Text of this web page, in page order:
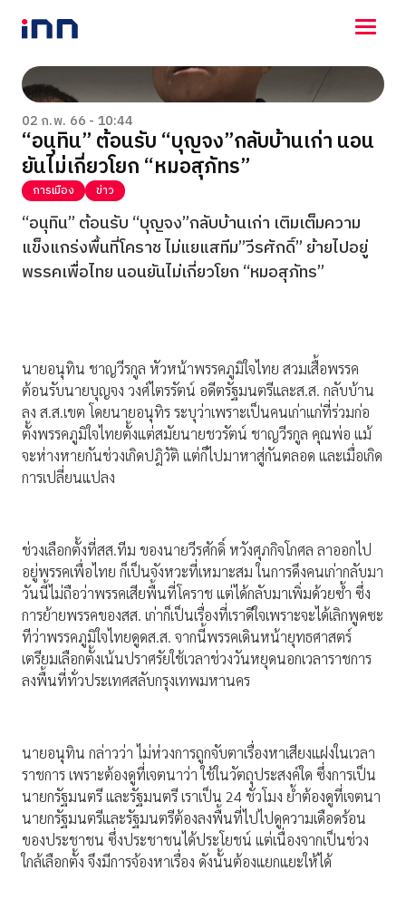
NEWS
ENTERTAINMENT
LIFESTYLE
HOROSCOPE
LOTTERY
VIDEO
ร่วมด้วยช่วยกัน
02 ก.พ. 66 - 10:44
“อนุทิน” ต้อนรับ “บุญจง”กลับบ้านเก่า นอน
ยันไม่เกี่ยวโยก “หมอสุภัทร”
การเมือง ข่าว
“อนุทิน” ต้อนรับ “บุญจง”กลับบ้านเก่า เติมเต็มความ
แข็งแกร่งพื้นที่โคราช ไม่แยแสทีม”วีรศักดิ์” ย้ายไปอยู่
พรรคเพื่อไทย นอนยันไม่เกี่ยวโยก “หมอสุภัทร”
นายอนุทิน ชาญวีรกูล หัวหน้าพรรคภูมิใจไทย สวมเสื้อพรรค
ต้อนรับนายบุญจง วงศ์ไตรรัตน์ อดีตรัฐมนตรีและส.ส. กลับบ้าน
ลง ส.ส.เขต โดยนายอนุทิร ระบุว่าเพราะเป็นคนเก่าแก่ที่ร่วมก่อ
ตั้งพรรคภูมิใจไทยตั้งแต่สมัยนายชวรัตน์ ชาญวีรกูล คุณพ่อ แม้
จะห่างหายกันช่วงเกิดปฎิวัติ แต่ก็ไปมาหาสู่กันตลอด และเมื่อเกิด
การเปลี่ยนแปลง
ช่วงเลือกตั้งที่สส.ทีม ของนายวีรศักดิ์ หวังศุภกิจโกศล ลาออกไป
อยู่พรรคเพื่อไทย ก็เป็นจังหวะที่เหมาะสม ในการดึงคนเก่ากลับมา
วันนี้ไม่ถือว่าพรรคเสียพื้นที่โคราช แต่ได้กลับมาเพิ่มด้วยซ้ำ ซึ่ง
การย้ายพรรคของสส. เก่าก็เป็นเรื่องที่เราดีใจเพราะจะได้เลิกพูดซะ
ทีว่าพรรคภูมิใจไทยดูดส.ส. จากนี้พรรคเดินหน้ายุทธศาสตร์
เตรียมเลือกตั้งเน้นปราศรัยใช้เวลาช่วงวันหยุดนอกเวลาราชการ
ลงพื้นที่ทั่วประเทศสลับกรุงเทพมหานคร
นายอนุทิน กล่าวว่า ไม่ห่วงการถูกจับตาเรื่องหาเสียงแฝงในเวลา
ราชการ เพราะต้องดูที่เจตนาว่า ใช้ในวัตถุประสงค์ใด ซึ่งการเป็น
นายกรัฐมนตรี และรัฐมนตรี เราเป็น 24 ชั่วโมง ย้ำต้องดูที่เจตนา
นายกรัฐมนตรีและรัฐมนตรีต้องลงพื้นที่ไปไปดูความเดือดร้อน
ของประชาชน ซึ่งประชาชนได้ประโยชน์ แต่เนื่องจากเป็นช่วง
ใกล้เลือกตั้ง จึงมีการจ้องหาเรื่อง ดังนั้นต้องแยกแยะให้ได้